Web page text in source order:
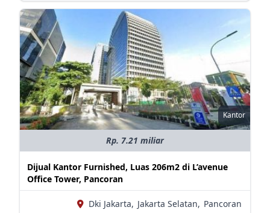
Kantor
Rp. 7.21 miliar
Dijual Kantor Furnished, Luas 206m2 di L’avenue
Office Tower, Pancoran
Dki Jakarta, Jakarta Selatan, Pancoran